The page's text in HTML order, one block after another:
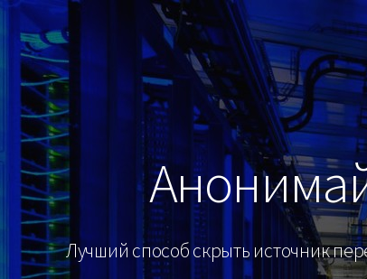
Лучший способ скрыть источник